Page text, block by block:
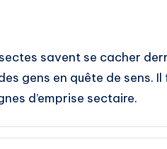
savent se cacher
gens en quête de sens.
d’emprise sectaire.